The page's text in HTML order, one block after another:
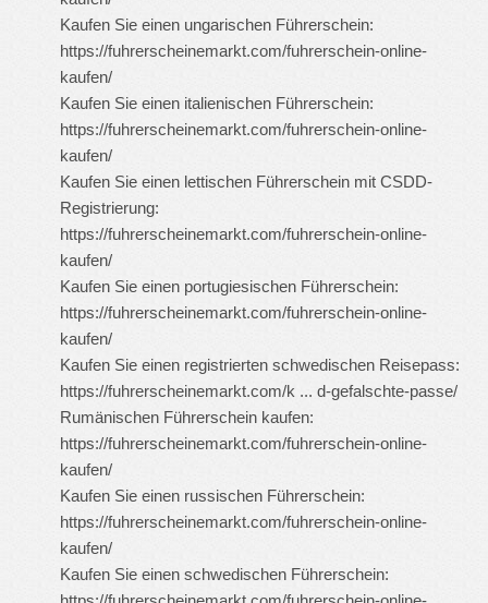
Kaufen Sie einen ungarischen Führerschein:
https://fuhrerscheinemarkt.com/fuhrerschein-online-
kaufen/
Kaufen Sie einen italienischen Führerschein:
https://fuhrerscheinemarkt.com/fuhrerschein-online-
kaufen/
Kaufen Sie einen lettischen Führerschein mit CSDD-
Registrierung:
https://fuhrerscheinemarkt.com/fuhrerschein-online-
kaufen/
Kaufen Sie einen portugiesischen Führerschein:
https://fuhrerscheinemarkt.com/fuhrerschein-online-
kaufen/
Kaufen Sie einen registrierten schwedischen Reisepass:
https://fuhrerscheinemarkt.com/k ... d-gefalschte-passe/
Rumänischen Führerschein kaufen:
https://fuhrerscheinemarkt.com/fuhrerschein-online-
kaufen/
Kaufen Sie einen russischen Führerschein:
https://fuhrerscheinemarkt.com/fuhrerschein-online-
kaufen/
Kaufen Sie einen schwedischen Führerschein: